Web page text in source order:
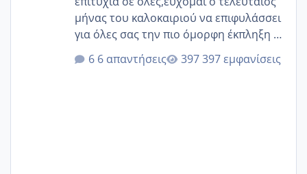
μήνας του καλοκαιριού να επιφυλάσσει
για όλες σας την πιο όμορφη έκπληξη 🧿
@Elk @Melikara86 @Παρασκευαιδου
@Zenia z @melitiniღ @Christi.D.
6 απαντήσεις 397 εμφανίσεις